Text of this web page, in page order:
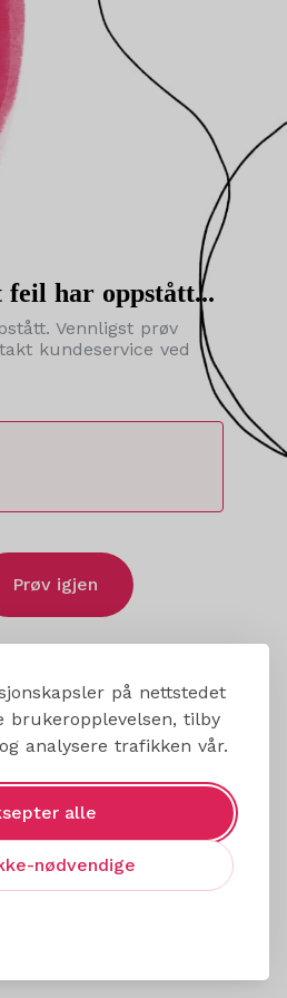
på nettstedet
brukeropplevelsen, tilby
analysere trafikken vår.
alle
nødvendige
feil har oppstått...
Vennligst prøv
kundeservice ved
Prøv igjen